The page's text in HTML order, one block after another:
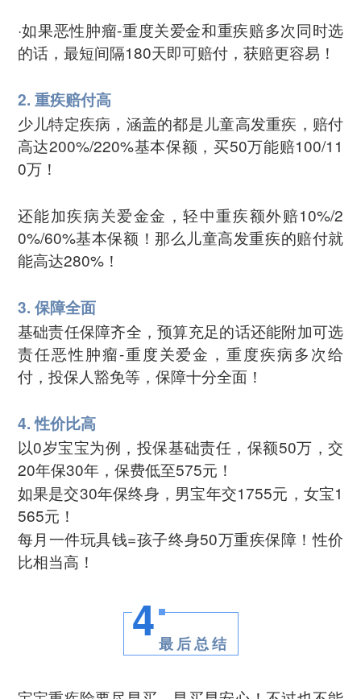
·如果恶性肿瘤-重度关爱金和重疾赔多次同时选
的话，最短间隔180天即可赔付，获赔更容易！
2. 重疾赔付高
少儿特定疾病，涵盖的都是儿童高发重疾，赔付
高达200%/220%基本保额，买50万能赔100/11
0万！
还能加疾病关爱金金，轻中重疾额外赔10%/2
0%/60%基本保额！那么儿童高发重疾的赔付就
能高达280%！
3. 保障全面
基础责任保障齐全，预算充足的话还能附加可选
责任恶性肿瘤-重度关爱金，重度疾病多次给
付，投保人豁免等，保障十分全面！
4. 性价比高
以0岁宝宝为例，投保基础责任，保额50万，交
20年保30年，保费低至575元！
如果是交30年保终身，男宝年交1755元，女宝1
565元！
每月一件玩具钱=孩子终身50万重疾保障！性价
比相当高！
4 最后总结